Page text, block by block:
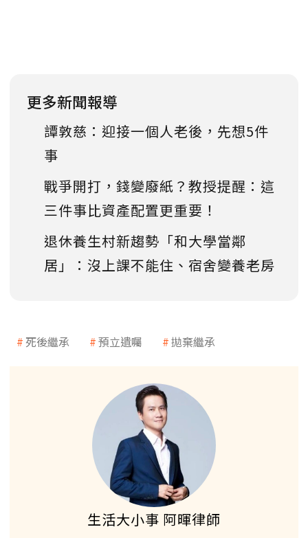
更多新聞報導
譚敦慈：迎接一個人老後，先想5件
事
戰爭開打，錢變廢紙？教授提醒：這
三件事比資產配置更重要！
退休養生村新趨勢「和大學當鄰
居」：沒上課不能住、宿舍變養老房
死後繼承 預立遺囑 拋棄繼承
生活大小事 阿暉律師